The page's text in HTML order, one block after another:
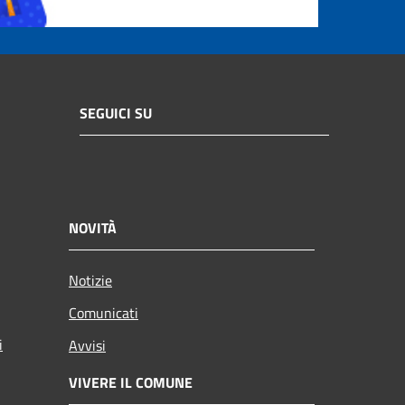
SEGUICI SU
NOVITÀ
Notizie
Comunicati
Avvisi
VIVERE IL COMUNE